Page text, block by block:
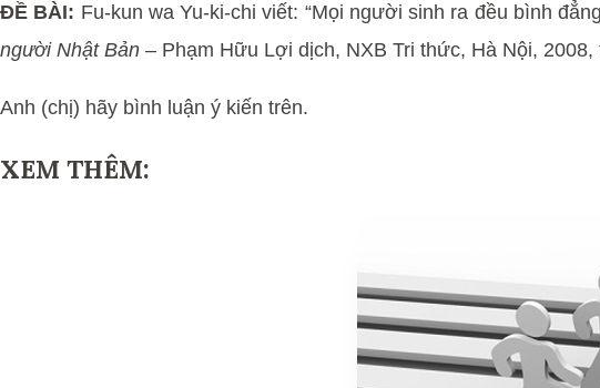
ĐỀ BÀI: Fu-kun wa Yu-ki-chi viết: “Mọi người sinh ra đều bình
người Nhật Bản – Phạm Hữu Lợi dịch, NXB Tri thức, Hà Nội, 2008,
Anh (chị) hãy bình luận ý kiến trên.
XEM THÊM: